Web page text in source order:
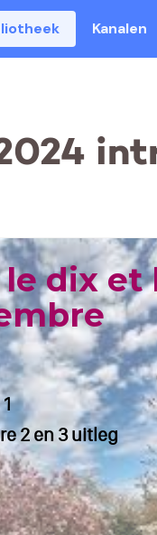
Kanalen
le dix et
1
2 en 3 uitleg